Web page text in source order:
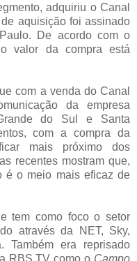
adquiriu o Canal
aquisição foi assinado
De acordo com o
valor da compra está
com a venda do Canal
da empresa
do Sul e Santa
com a compra da
mais próximo dos
recentes mostram que,
é o meio mais eficaz de
tem como foco o setor
através da NET, Sky,
Também era reprisado
RBS TV como o Campo